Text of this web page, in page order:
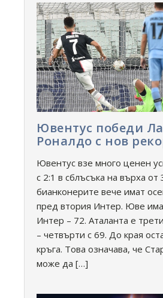
Ювентус победи
Роналдо с нов
Ювентус взе много ценен
с 2:1 в сблъсъка на върха от
бианконерите вече имат
пред втория Интер. Юве
Интер – 72. Аталанта е
– четвърти с 69. До края
кръга. Това означава, че
може да […]